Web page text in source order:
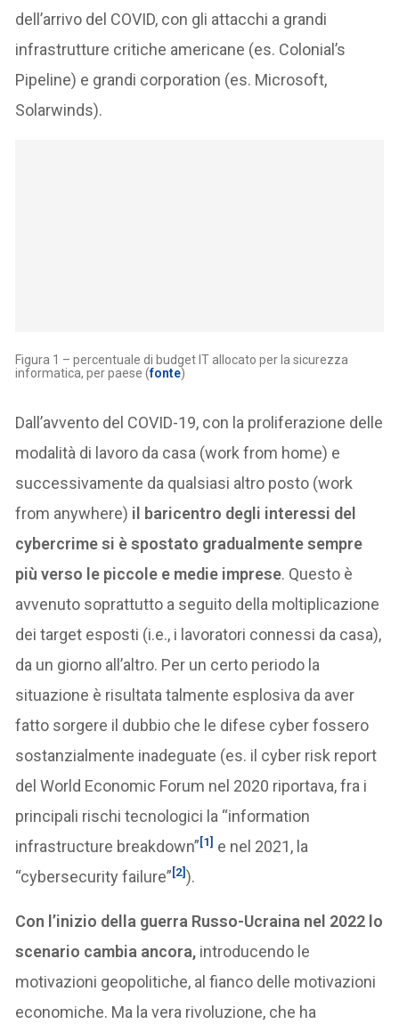
dell’arrivo del COVID, con gli attacchi a grandi
infrastrutture critiche americane (es. Colonial’s
Pipeline) e grandi corporation (es. Microsoft,
Solarwinds).
Figura 1 – percentuale di budget IT allocato per la sicurezza
informatica, per paese (fonte)
Dall’avvento del COVID-19, con la proliferazione delle
modalità di lavoro da casa (work from home) e
successivamente da qualsiasi altro posto (work
from anywhere) il baricentro degli interessi del
cybercrime si è spostato gradualmente sempre
più verso le piccole e medie imprese. Questo è
avvenuto soprattutto a seguito della moltiplicazione
dei target esposti (i.e., i lavoratori connessi da casa),
da un giorno all’altro. Per un certo periodo la
situazione è risultata talmente esplosiva da aver
fatto sorgere il dubbio che le difese cyber fossero
sostanzialmente inadeguate (es. il cyber risk report
del World Economic Forum nel 2020 riportava, fra i
principali rischi tecnologici la “information
infrastructure breakdown”[1] e nel 2021, la
“cybersecurity failure”[2]).
Con l’inizio della guerra Russo-Ucraina nel 2022 lo
scenario cambia ancora, introducendo le
motivazioni geopolitiche, al fianco delle motivazioni
economiche. Ma la vera rivoluzione, che ha